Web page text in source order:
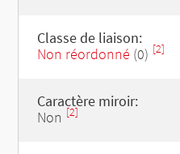
Classe de liaison:
Non réordonné (0) [2]
Caractère miroir:
Non [2]